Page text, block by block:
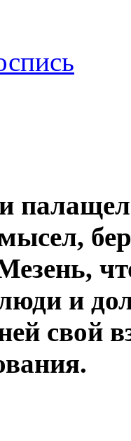
и
свой